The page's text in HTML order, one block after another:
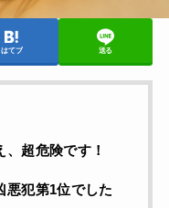
はてブ 送る
超危険です！
悪犯第1位でした